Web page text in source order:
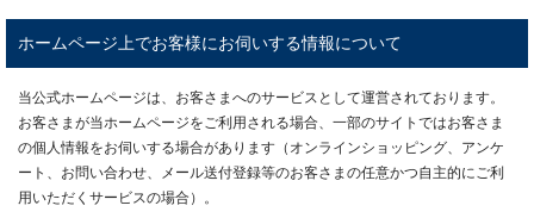
ホームページ上でお客様にお伺いする情報について
当公式ホームページは、お客さまへのサービスとして運営されております。
お客さまが当ホームページをご利用される場合、一部のサイトではお客さま
の個人情報をお伺いする場合があります（オンラインショッピング、アンケ
ート、お問い合わせ、メール送付登録等のお客さまの任意かつ自主的にご利
用いただくサービスの場合）。